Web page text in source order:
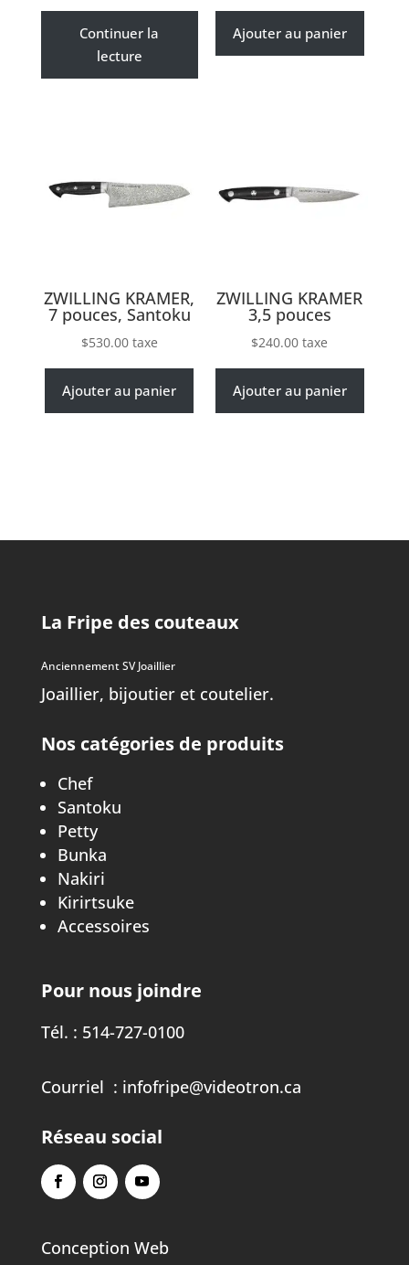
Continuer la
lecture
Ajouter au panier
ZWILLING KRAMER,
7 pouces, Santoku
$530.00 taxe
Ajouter au panier
ZWILLING KRAMER
3,5 pouces
$240.00 taxe
Ajouter au panier
La Fripe des couteaux
Anciennement SV Joaillier
Joaillier, bijoutier et coutelier.
Nos catégories de produits
Chef
Santoku
Petty
Bunka
Nakiri
Kirirtsuke
Accessoires
Pour nous joindre
Tél. : 514-727-0100
Courriel : infofripe@videotron.ca
Réseau social
Conception Web